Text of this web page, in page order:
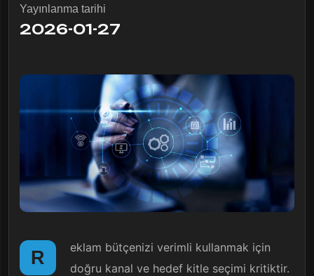
Yayınlanma tarihi
2026-01-27
R
eklam bütçenizi verimli kullanmak için
doğru kanal ve hedef kitle seçimi kritiktir.